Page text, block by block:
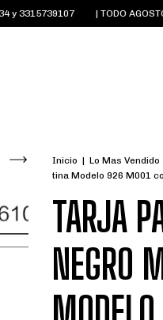
| TODO AGOSTO
Inicio | Lo Mas Vendido
tina Modelo 926 M001
TARJA
NEGRO